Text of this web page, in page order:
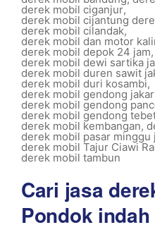
derek mobil ciganjur,
derek mobil cijantung
derek mobil cilandak,
derek mobil dan motor
derek mobil depok 24 jam,
derek mobil dewi sartika
derek mobil duren sawit
derek mobil duri kosambi,
derek mobil gendong
derek mobil gendong
derek mobil gendong
derek mobil kembangan,
derek mobil pasar minggu
derek mobil Tajur Ciawi
derek mobil tambun
Cari jasa
Pondok indah